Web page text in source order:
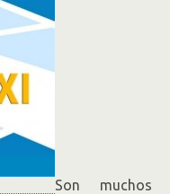
Son muchos